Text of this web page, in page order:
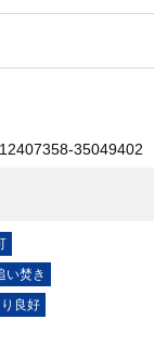
35049402
い焚き
良好